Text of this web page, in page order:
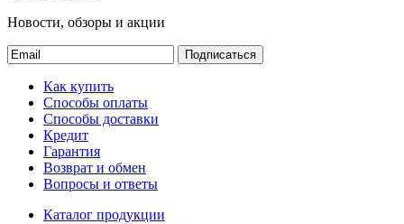
Новости, обзоры и акции
Подписаться
Как купить
Способы оплаты
Способы доставки
Кредит
Гарантия
Возврат и обмен
Вопросы и ответы
Каталог продукции